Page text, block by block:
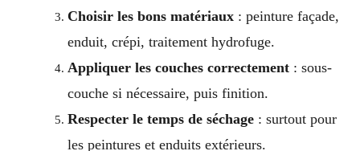
Choisir les bons matériaux: peinture façade,
enduit, crépi, traitement hydrofuge.
Appliquer les couches correctement: sous-
couche si nécessaire, puis finition.
Respecter le temps de séchage: surtout pour
les peintures et enduits extérieurs.